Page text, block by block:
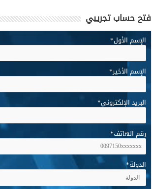
فتح حساب تجريبي
الإسم الأول*
الإسم الأخير*
البريد الإلكتروني*
رقم الهاتف*
الدولة*